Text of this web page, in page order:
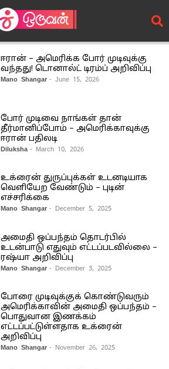
ஈரான் – அமெரிக்க போர் முடிவுக்கு
வந்தது! டொனால்ட் டிரம்ப் அறிவிப்பு
Mano Shangar - June 15, 2026
போர் முடிவை நாங்கள் தான்
தீர்மானிப்போம் – அமெரிக்காவுக்கு
ஈரான் பதிலடி
Diluksha - March 10, 2026
உக்ரைன் துருப்புக்கள் உடனடியாக
வெளியேற வேண்டும் – புடின்
எச்சரிக்கை
Mano Shangar - December 5, 2025
அமைதி ஒப்பந்தம் தொடர்பில்
உடன்பாடு எதுவும் எட்டப்படவில்லை –
ரஷ்யா அறிவிப்பு
Mano Shangar - December 3, 2025
போரை முடிவுக்குக் கொண்டுவரும்
அமெரிக்காவின் அமைதி ஒப்பந்தம் –
பொதுவான இணக்கம்
எட்டப்பட்டுள்ளதாக உக்ரைன்
அறிவிப்பு
Mano Shangar - November 26, 2025